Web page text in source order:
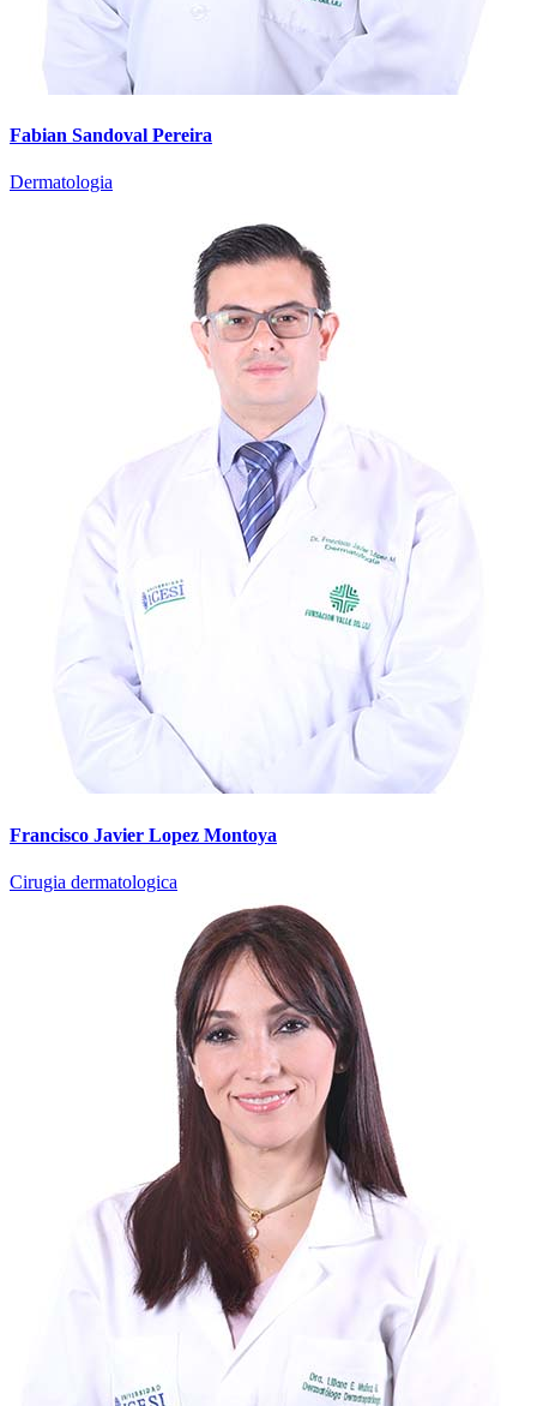
Fabian Sandoval Pereira
Dermatologia
Francisco Javier Lopez Montoya
Cirugia dermatologica